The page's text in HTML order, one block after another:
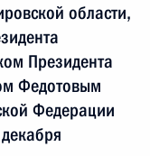
области,
Президента
Федотовым
Федерации